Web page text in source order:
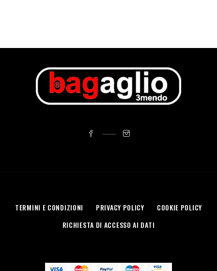
TERMINI E CONDIZIONI PRIVACY POLICY
COOKIE POLICY
RICHIESTA DI ACCESSO AI DATI